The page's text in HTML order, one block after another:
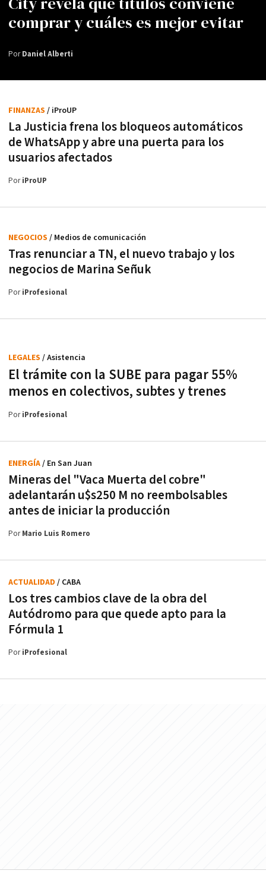
comprar y cuáles es mejor evitar
PorDaniel Alberti
La Justicia frena los bloqueos automáticos
de WhatsApp y abre una puerta para los
usuarios afectados
FINANZAS / iProUP
PoriProUP
Tras renunciar a TN, el nuevo trabajo y los
negocios de Marina Señuk
NEGOCIOS / Medios de comunicación
PoriProfesional
El trámite con la SUBE para pagar 55%
menos en colectivos, subtes y trenes
LEGALES / Asistencia
PoriProfesional
Mineras del "Vaca Muerta del cobre"
adelantarán u$s250 M no reembolsables
antes de iniciar la producción
ENERGÍA/ En San Juan
PorMario Luis Romero
Los tres cambios clave de la obra del
Autódromo para que quede apto para la
Fórmula 1
ACTUALIDAD / CABA
PoriProfesional